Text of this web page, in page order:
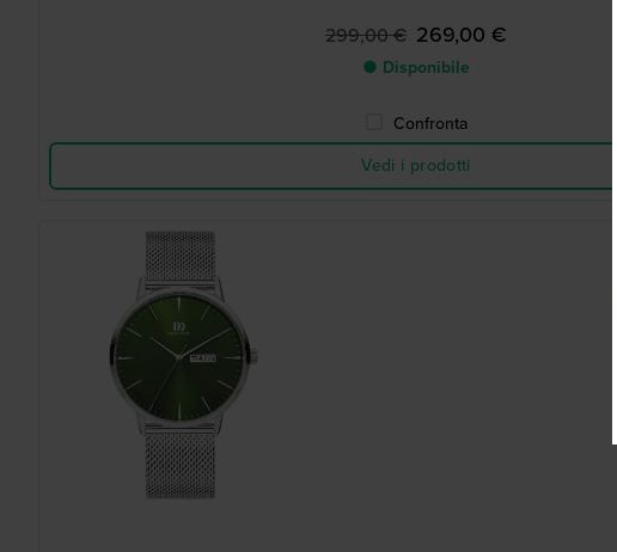
299,00 € 269,00 €
● Disponibile
Confronta
Vedi i prodotti